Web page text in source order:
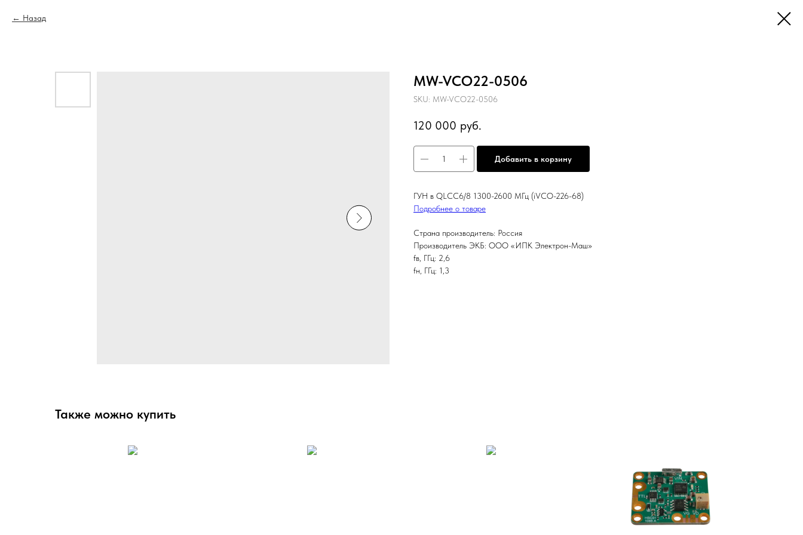
Назад
MW-VCO22-0506
SKU: MW-VCO22-0506
120 000 руб.
Добавить в корзину
ГУН в QLCC6/8 1300-2600 МГц (iVCO-226-68)
Подробнее о товаре
Страна производитель: Россия
Производитель ЭКБ: ООО «ИПК Электрон-Маш»
fв, ГГц: 2,6
fн, ГГц: 1,3
Также можно купить